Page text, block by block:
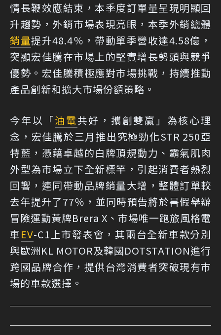
情長鞭效應結束，本季度訂單量呈現明顯回
升趨勢，外銷市場表現亮眼，本季外銷總體
銷量提升48.4％，帶動單季營收達4.58億，
突顯宏佳騰在市場上的堅實增長勢頭與競爭
優勢。宏佳騰積極應對市場挑戰，持續推動
產品創新和擴大市場份額策略。
今年以「油電共好，攜創雙贏」為核心理
念，宏佳騰於三月推出究極勁化STR 250亞
特藍，憑藉卓越的白牌頂規動力、霸氣肌肉
外型為市場立下全新標竿，引起消費者熱烈
回響，連同帶動品牌銷量大增，整體訂單較
去年提升了77％，並同時預告將於暑假舉辦
冒險運動黃牌Brera X、市場唯一跑旅風格電
車EV-C1上市發表會，其兩台全新車款分別
與歐洲KL MOTOR及韓國DOTSTATION進行
跨國品牌合作，提供台灣消費者突破現有市
場的車款選擇。